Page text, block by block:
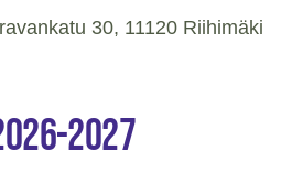
30, 11120 Riihimäki
2027